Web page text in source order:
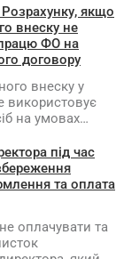
якщо
внеску не
ФО на
договору
внеску у
використовує
на умовах
Д1/
під час
та оплата
оплачувати та